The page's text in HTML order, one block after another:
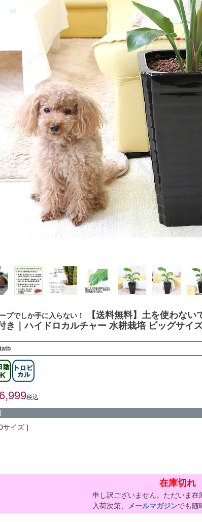
プでしか手に入らない！
【送料無料】土を使わな
き｜ハイドロカルチャー 水耕栽培 ビッグサイ
税込
サイズ
在庫切れ
申し訳ございません。ただいま在
入荷次第、
メールマガジンでも随